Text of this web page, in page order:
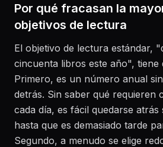
Por qué fracasan la
objetivos de lectura
El objetivo de lectura estándar,
cincuenta libros este año", tiene
Primero, es un número anual
detrás. Sin saber qué requieren
cada día, es fácil quedarse atrás
hasta que es demasiado tarde
Segundo, a menudo se elige